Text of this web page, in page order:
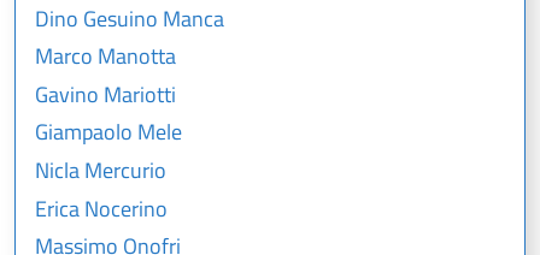
Dino Gesuino Manca
Marco Manotta
Gavino Mariotti
Giampaolo Mele
Nicla Mercurio
Erica Nocerino
Massimo Onofri